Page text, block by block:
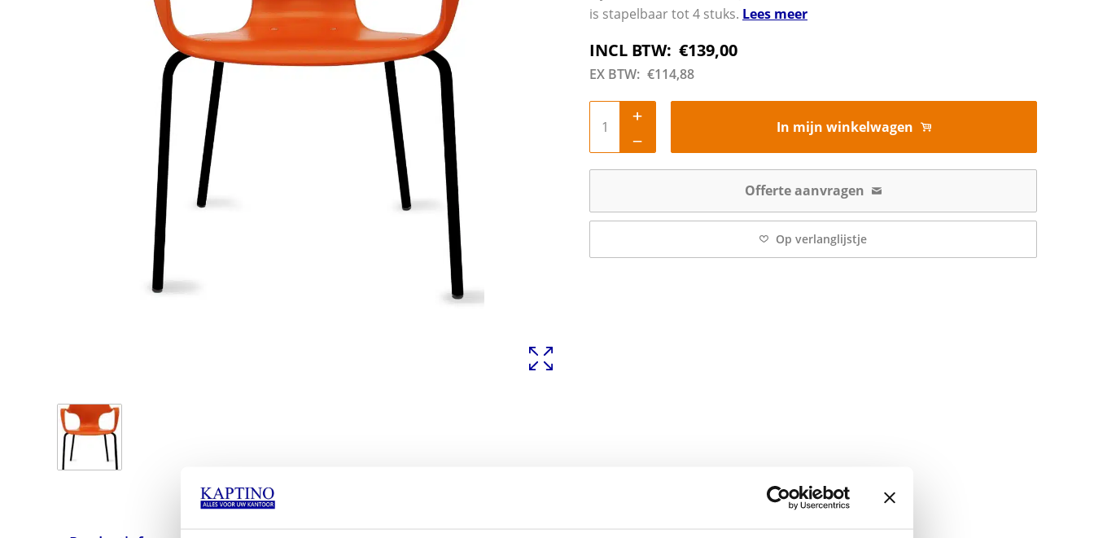
is stapelbaar tot 4 stuks. Lees meer
INCL BTW: €139,00
EX BTW: €114,88
In mijn winkelwagen
Offerte aanvragen
Op verlanglijstje